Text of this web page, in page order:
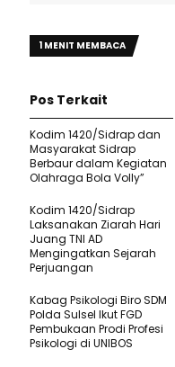
1 MENIT MEMBACA
Pos Terkait
Kodim 1420/Sidrap dan
Masyarakat Sidrap
Berbaur dalam Kegiatan
Olahraga Bola Volly”
Kodim 1420/Sidrap
Laksanakan Ziarah Hari
Juang TNI AD
Mengingatkan Sejarah
Perjuangan
Kabag Psikologi Biro SDM
Polda Sulsel Ikut FGD
Pembukaan Prodi Profesi
Psikologi di UNIBOS